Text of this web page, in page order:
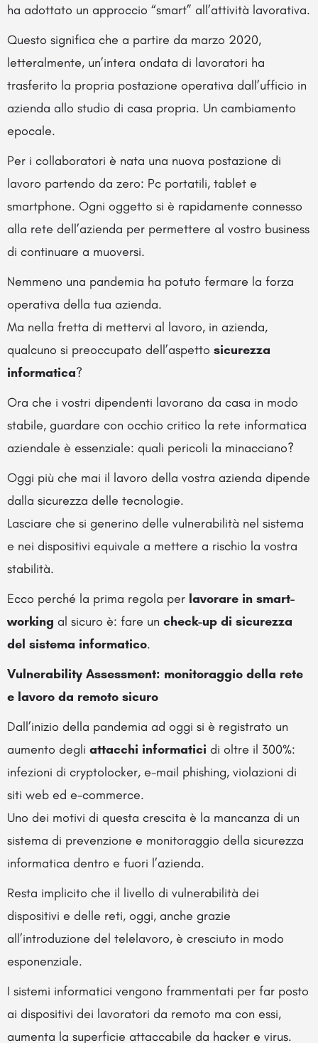
ha adottato un approccio “smart” all’attività lavorativa.
Questo significa che a partire da marzo 2020,
letteralmente, un’intera ondata di lavoratori ha
trasferito la propria postazione operativa dall’ufficio in
azienda allo studio di casa propria. Un cambiamento
epocale.
Per i collaboratori è nata una nuova postazione di
lavoro partendo da zero: Pc portatili, tablet e
smartphone. Ogni oggetto si è rapidamente connesso
alla rete dell’azienda per permettere al vostro business
di continuare a muoversi.
Nemmeno una pandemia ha potuto fermare la forza
operativa della tua azienda.
Ma nella fretta di mettervi al lavoro, in azienda,
qualcuno si preoccupato dell’aspetto sicurezza
informatica?
Ora che i vostri dipendenti lavorano da casa in modo
stabile, guardare con occhio critico la rete informatica
aziendale è essenziale: quali pericoli la minacciano?
Oggi più che mai il lavoro della vostra azienda dipende
dalla sicurezza delle tecnologie.
Lasciare che si generino delle vulnerabilità nel sistema
e nei dispositivi equivale a mettere a rischio la vostra
stabilità.
Ecco perché la prima regola per lavorare in smart-
working al sicuro è: fare un check-up di sicurezza
del sistema informatico.
Vulnerability Assessment: monitoraggio della rete
e lavoro da remoto sicuro
Dall’inizio della pandemia ad oggi si è registrato un
aumento degli attacchi informatici di oltre il 300%:
infezioni di cryptolocker, e-mail phishing, violazioni di
siti web ed e-commerce.
Uno dei motivi di questa crescita è la mancanza di un
sistema di prevenzione e monitoraggio della sicurezza
informatica dentro e fuori l’azienda.
Resta implicito che il livello di vulnerabilità dei
dispositivi e delle reti, oggi, anche grazie
all’introduzione del telelavoro, è cresciuto in modo
esponenziale.
I sistemi informatici vengono frammentati per far posto
ai dispositivi dei lavoratori da remoto ma con essi,
aumenta la superficie attaccabile da hacker e virus.